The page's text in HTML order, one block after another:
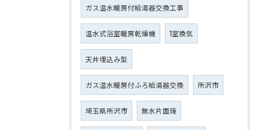
ガス温水暖房付給湯器交換工事
温水式浴室暖房乾燥機 1室換気
天井埋込み型
ガス温水暖房付ふろ給湯器交換 所沢市
埼玉県所沢市 無水片面焼